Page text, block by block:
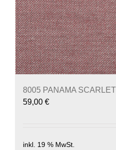
8005 PANAMA SCARLET
59,00 €
inkl. 19 % MwSt.